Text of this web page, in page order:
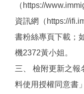
（https://
資訊網（https://
書粉絲專頁下載；
機2372黃小姐。
三、 檢附更新之報
料使用授權同意書